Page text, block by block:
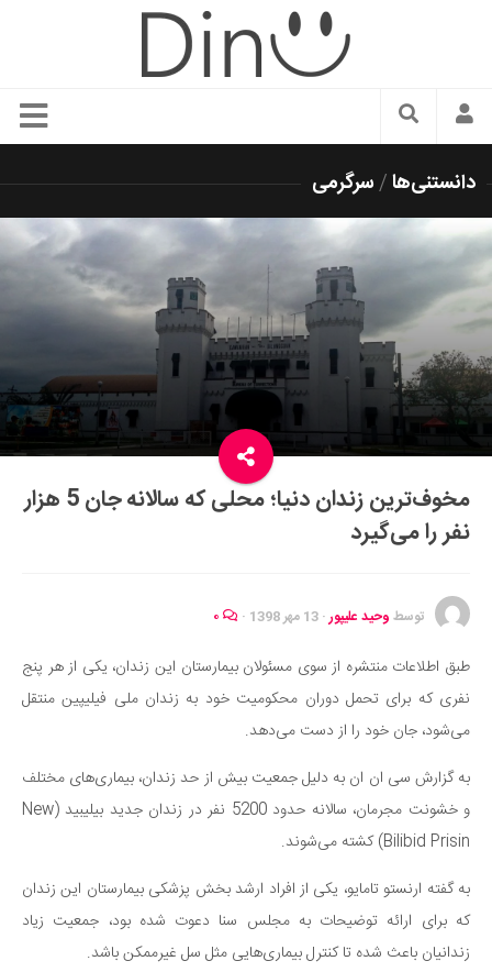
سبک زندگی
زیبایی و آرایش
شیک پوشی
دکوراسیون و چیدمان
غذا
رستوران گردی
آشپزی
سفر و گردشگری
ایران گردی
جهان گردی
موفقیت و مهارت‌های فردی
تغذیه سالم
بهداشت
کودک و مادر
ورزش و تندرستی
مراکز پزشکی و دارویی
فرهنگ و هنر
دانستنی‌ها/سرگرمی
مخوف‌ترین زندان دنیا؛ محلی که سالانه جان 5 هزار
نفر را می‌گیرد
توسط وحید علیپور· 13 مهر 1398 ·
طبق اطلاعات منتشره از سوی مسئولان بیمارستان این زندان، یکی از هر پنج
نفری که برای تحمل دوران محکومیت خود به زندان ملی فیلیپین منتقل
می‌شود، جان خود را از دست می‌دهد.
به گزارش سی ان ان به دلیل جمعیت بیش از حد زندان، بیماری‌های مختلف
و خشونت مجرمان، سالانه حدود 5200 نفر در زندان جدید بیلیبید (New
Bilibid Prisin) کشته می‌شوند.
به گفته ارنستو تامایو، یکی از افراد ارشد بخش پزشکی بیمارستان این زندان
که برای ارائه توضیحات به مجلس سنا دعوت شده بود، جمعیت زیاد
زندانیان باعث شده تا کنترل بیماری‌هایی مثل سل غیرممکن باشد.